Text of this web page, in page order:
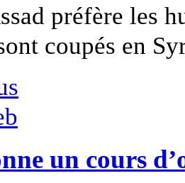
préfère les
coupés en
un cours